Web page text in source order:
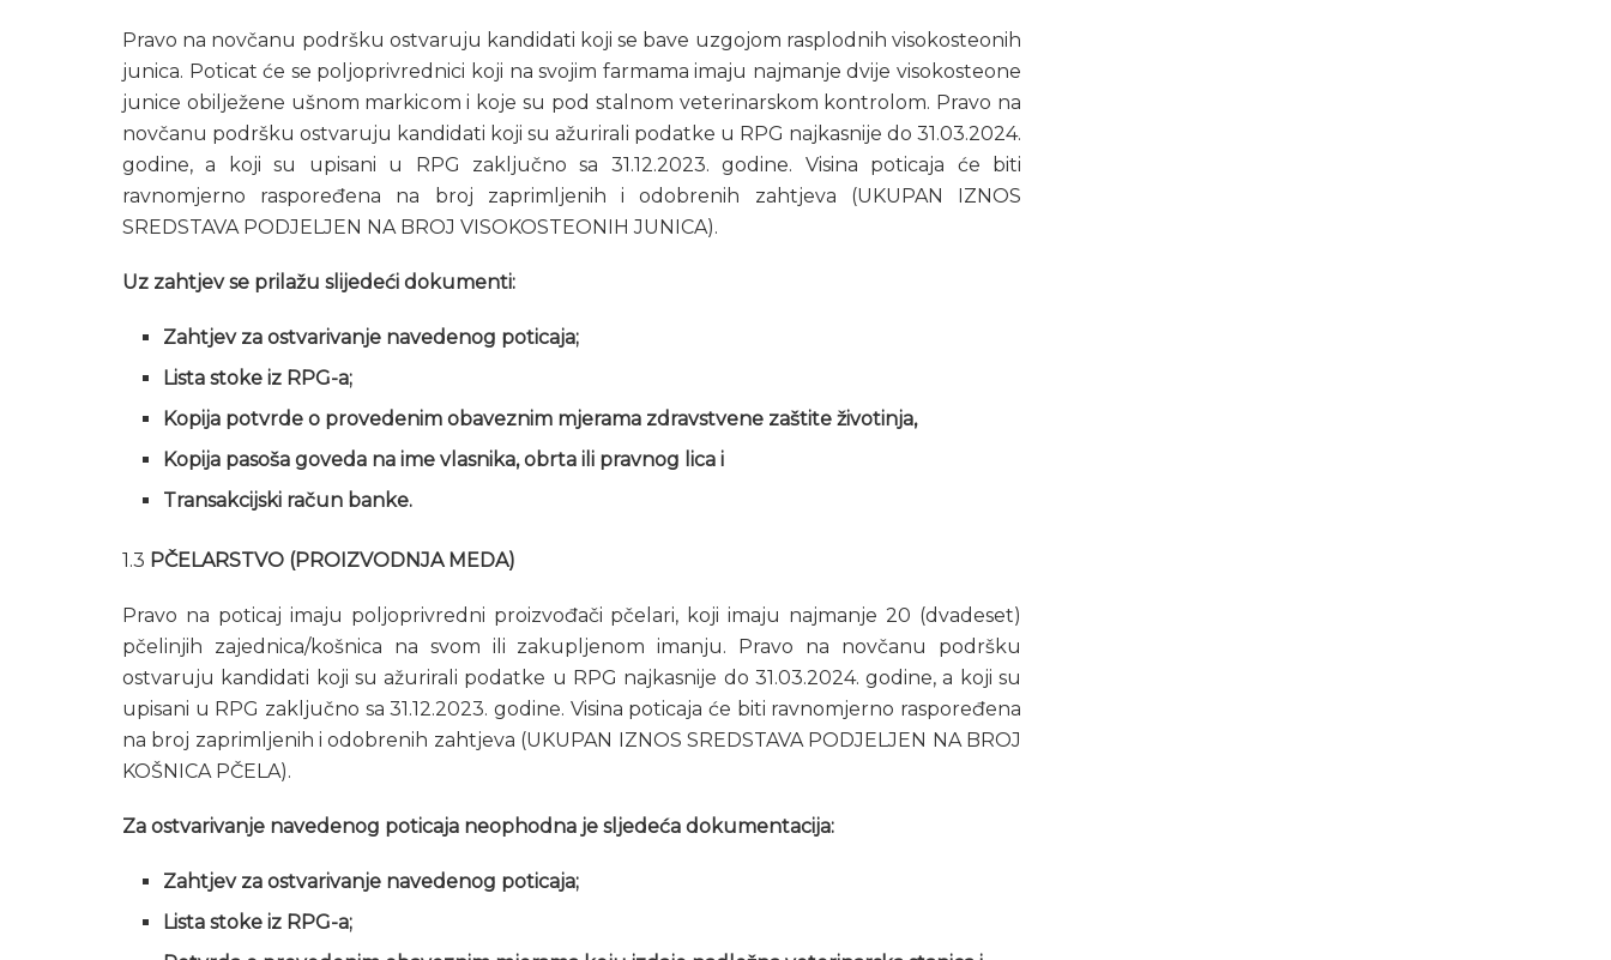
Pravo na novčanu podršku ostvaruju kandidati koji se bave uzgojom rasplodnih visokosteonih
junica. Poticat će se poljoprivrednici koji na svojim farmama imaju najmanje dvije visokosteone
junice obilježene ušnom markicom i koje su pod stalnom veterinarskom kontrolom. Pravo na
novčanu podršku ostvaruju kandidati koji su ažurirali podatke u RPG najkasnije do 31.03.2024.
godine, a koji su upisani u RPG zaključno sa 31.12.2023. godine. Visina poticaja će biti
ravnomjerno raspoređena na broj zaprimljenih i odobrenih zahtjeva (UKUPAN IZNOS
SREDSTAVA PODJELJEN NA BROJ VISOKOSTEONIH JUNICA).
Uz zahtjev se prilažu slijedeći dokumenti:
Zahtjev za ostvarivanje navedenog poticaja;
Lista stoke iz RPG-a;
Kopija potvrde o provedenim obaveznim mjerama zdravstvene zaštite životinja,
Kopija pasoša goveda na ime vlasnika, obrta ili pravnog lica i
Transakcijski račun banke.
1.3 PČELARSTVO (PROIZVODNJA MEDA)
Pravo na poticaj imaju poljoprivredni proizvođači pčelari, koji imaju najmanje 20 (dvadeset)
pčelinjih zajednica/košnica na svom ili zakupljenom imanju. Pravo na novčanu podršku
ostvaruju kandidati koji su ažurirali podatke u RPG najkasnije do 31.03.2024. godine, a koji su
upisani u RPG zaključno sa 31.12.2023. godine. Visina poticaja će biti ravnomjerno raspoređena
na broj zaprimljenih i odobrenih zahtjeva (UKUPAN IZNOS SREDSTAVA PODJELJEN NA BROJ
KOŠNICA PČELA).
Za ostvarivanje navedenog poticaja neophodna je sljedeća dokumentacija:
Zahtjev za ostvarivanje navedenog poticaja;
Lista stoke iz RPG-a;